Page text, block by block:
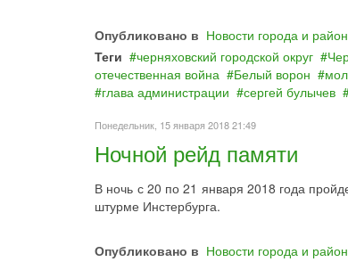
Опубликовано в Новости города и
Теги
черняховский городской округ
отечественная война
Белый ворон
глава администрации
сергей булычев
Понедельник, 15 января 2018 21:49
Ночной рейд памяти
В ночь с 20 по 21 января 2018 года
штурме Инстербурга.
Опубликовано в Новости города и